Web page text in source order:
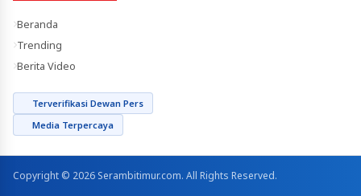
Beranda
Trending
Berita Video
Terverifikasi Dewan Pers
Media Terpercaya
Copyright © 2026 Serambitimur.com. All Rights Reserved.